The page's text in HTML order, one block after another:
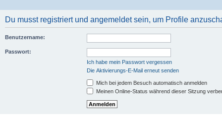
Du musst registriert und angemeldet sein, um Profile
Benutzername:
Passwort:
Ich habe mein Passwort vergessen
Die Aktivierungs-E-Mail erneut senden
Mich bei jedem Besuch automatisch anmelden
Meinen Online-Status während dieser Sitzung